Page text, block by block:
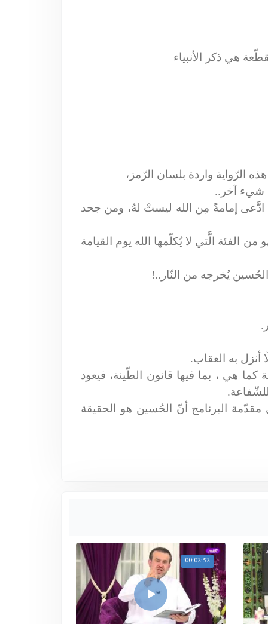
هي ذكر الأنبياء
الرّواية واردة بلسان الرّمز،
شيء آخر..
ادَّعى إمامةً مِن الله ليستْ لهُ، ومن جحد
الفئة الَّتي لا يُكلّمها الله يوم القيامة
يُخرجه من النّار..!
أنزل به العقاب.
كما هي ، بما فيها قانون الطّينة، فيعود
البرنامج أنّ الحُسين هو الحقيقة
00:02:52